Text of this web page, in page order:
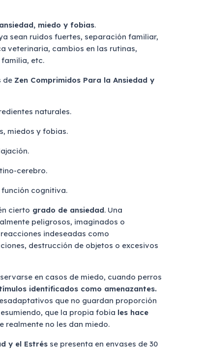
ansiedad, miedo y fobias.
sean ruidos fuertes, separación familiar,
veterinaria, cambios en las rutinas,
etc.
de Zen Comprimidos Para la Ansiedad y
naturales.
miedos y fobias.
cerebro.
cognitiva.
cierto grado de ansiedad. Una
peligrosos, imaginados o
indeseadas como
destrucción de objetos o excesivos
en casos de miedo, cuando perros
identificados como amenazantes.
que no guardan proporción
que la propia fobia les hace
realmente no les dan miedo.
y el Estrés se presenta en envases de 30